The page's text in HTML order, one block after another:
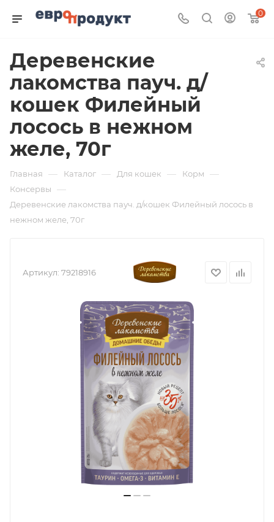
0
Деревенские
лакомства пауч. д/
кошек Филейный
лосось в нежном
желе, 70г
Главная — Каталог — Для кошек — Корм —
Консервы —
Деревенские лакомства пауч. д/кошек Филейный лосось в
нежном желе, 70г
Артикул: 79218916